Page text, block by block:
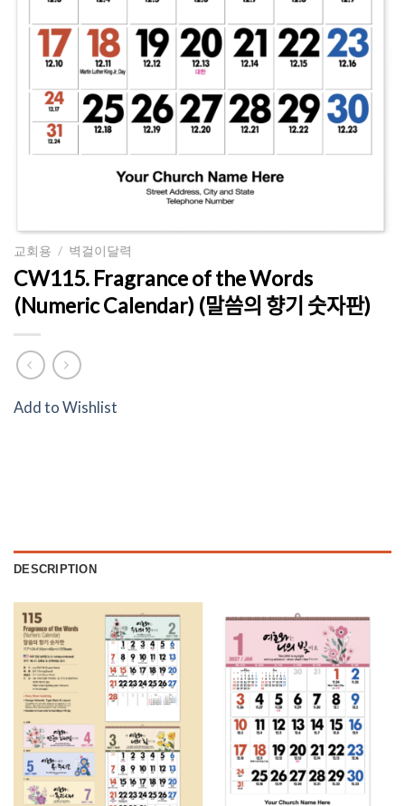
교회용 / 벽걸이달력
CW115. Fragrance of the Words
(Numeric Calendar) (말씀의 향기 숫자판)
Add to Wishlist
DESCRIPTION